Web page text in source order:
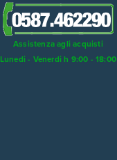
Assistenza agli acquisti
Lunedi - Venerdi h 9:00 - 18:00